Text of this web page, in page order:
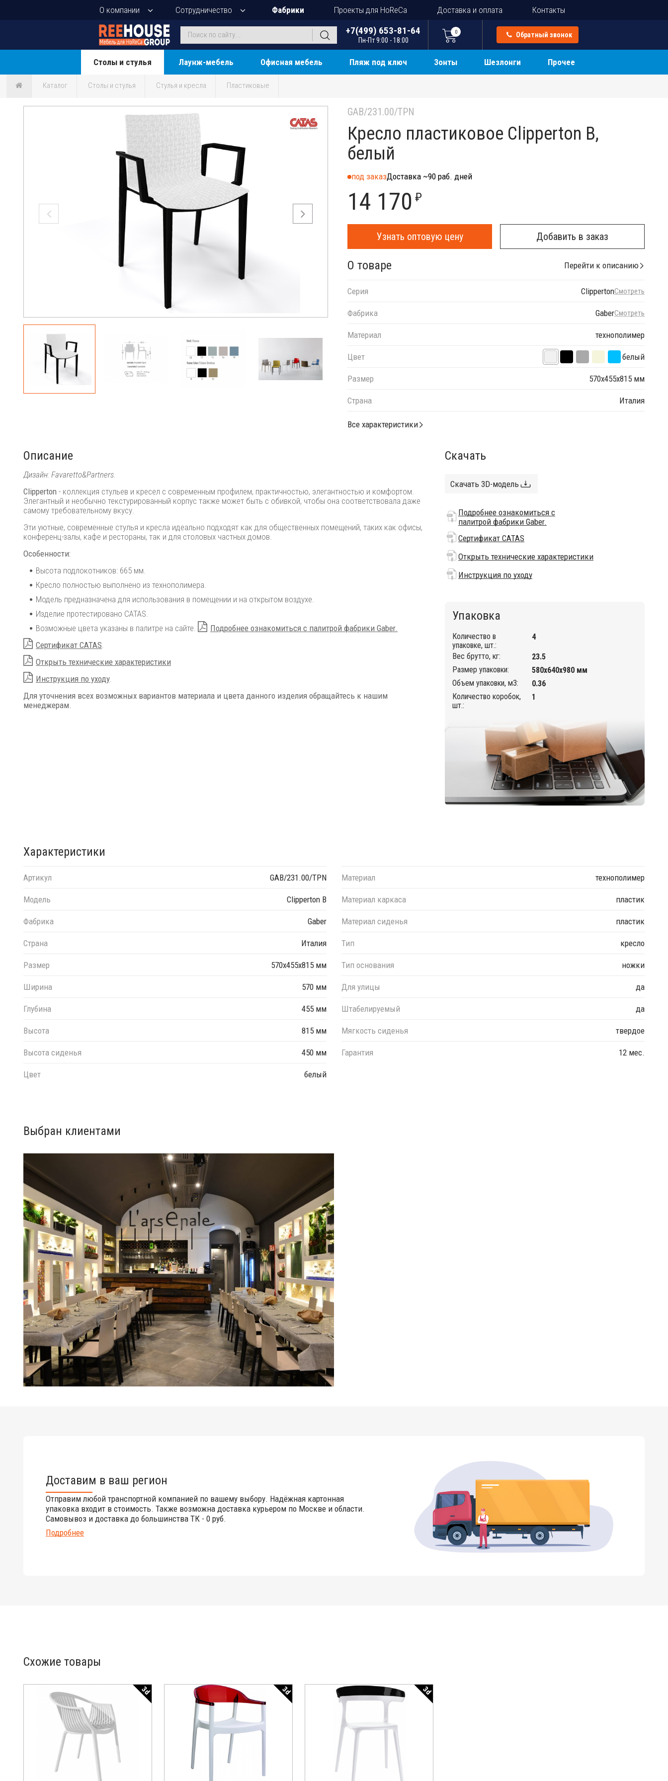
О компании Сотрудничество Фабрики Проекты для HoReCa Доставка и оплата Контакты
+7(499) 653-81-64
Пн-Пт 9:00 - 18:00
0 Обратный звонок
Столы и стулья Лаунж-мебель Офисная мебель Пляж под ключ Зонты Шезлонги Прочее
Каталог Столы и стулья Стулья и кресла Пластиковые
GAB/231.00/TPN
Кресло пластиковое Clipperton B,
белый
под заказДоставка ~90 раб. дней
14 170 ₽
Узнать оптовую цену Добавить в заказ
О товаре Перейти к описанию
Серия ClippertonСмотреть
Фабрика GaberСмотреть
Материал технополимер
Цвет белый
Размер 570х455х815 мм
Страна Италия
Все характеристики
Описание
Дизайн: Favaretto&Partners.
Clipperton - коллекция стульев и кресел с современным профилем, практичностью, элегантностью и комфортом.
Элегантный и необычно текстурированный корпус также может быть с обивкой, чтобы она соответствовала даже
самому требовательному вкусу.
Эти уютные, современные стулья и кресла идеально подходят как для общественных помещений, таких как офисы,
конференц-залы, кафе и рестораны, так и для столовых частных домов.
Особенности:
Высота подлокотников: 665 мм.
Кресло полностью выполнено из технополимера.
Модель предназначена для использования в помещении и на открытом воздухе.
Изделие протестировано CATAS.
Возможные цвета указаны в палитре на сайте.
Подробнее ознакомиться с палитрой фабрики Gaber.
Сертификат CATAS.
Открыть технические характеристики
Инструкция по уходу.
Для уточнения всех возможных вариантов материала и цвета данного изделия обращайтесь к нашим
менеджерам.
Скачать
Скачать 3D-модель
Подробнее ознакомиться с
палитрой фабрики Gaber.
Сертификат CATAS
Открыть технические характеристики
Инструкция по уходу
Упаковка
Количество в
упаковке, шт.:
4
Вес брутто, кг:
23.5
Размер упаковки:
580х640х980 мм
Объем упаковки, м3:
0.36
Количество коробок,
шт.:
1
Характеристики
Артикул GAB/231.00/TPN
Модель Clipperton B
Фабрика Gaber
Страна Италия
Размер 570х455х815 мм
Ширина 570 мм
Глубина 455 мм
Высота 815 мм
Высота сиденья 450 мм
Цвет белый
Материал технополимер
Материал каркаса пластик
Материал сиденья пластик
Тип кресло
Тип основания ножки
Для улицы да
Штабелируемый да
Мягкость сиденья твердое
Гарантия 12 мес.
Выбран клиентами
Доставим в ваш регион
Отправим любой транспортной компанией по вашему выбору. Надёжная картонная
упаковка входит в стоимость. Также возможна доставка курьером по Москве и области.
Самовывоз и доставка до большинства ТК - 0 руб.
Подробнее
Схожие товары
3d 3d 3d